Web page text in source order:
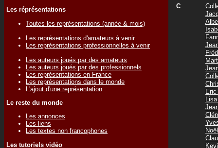
Les réprésentations
Toutes les représentations (année & mois)
Les représentations d'amateurs à venir
Les représentations professionnelles à venir
Les auteurs joués par des amateurs
Les auteurs joués par des professionnels
Les représentations en France
Les représentations dans le monde
L'ajout d'une représentation
Le reste du monde
Les annonces
Les liens
Les textes non francophones
Les tutoriels vidéo
C